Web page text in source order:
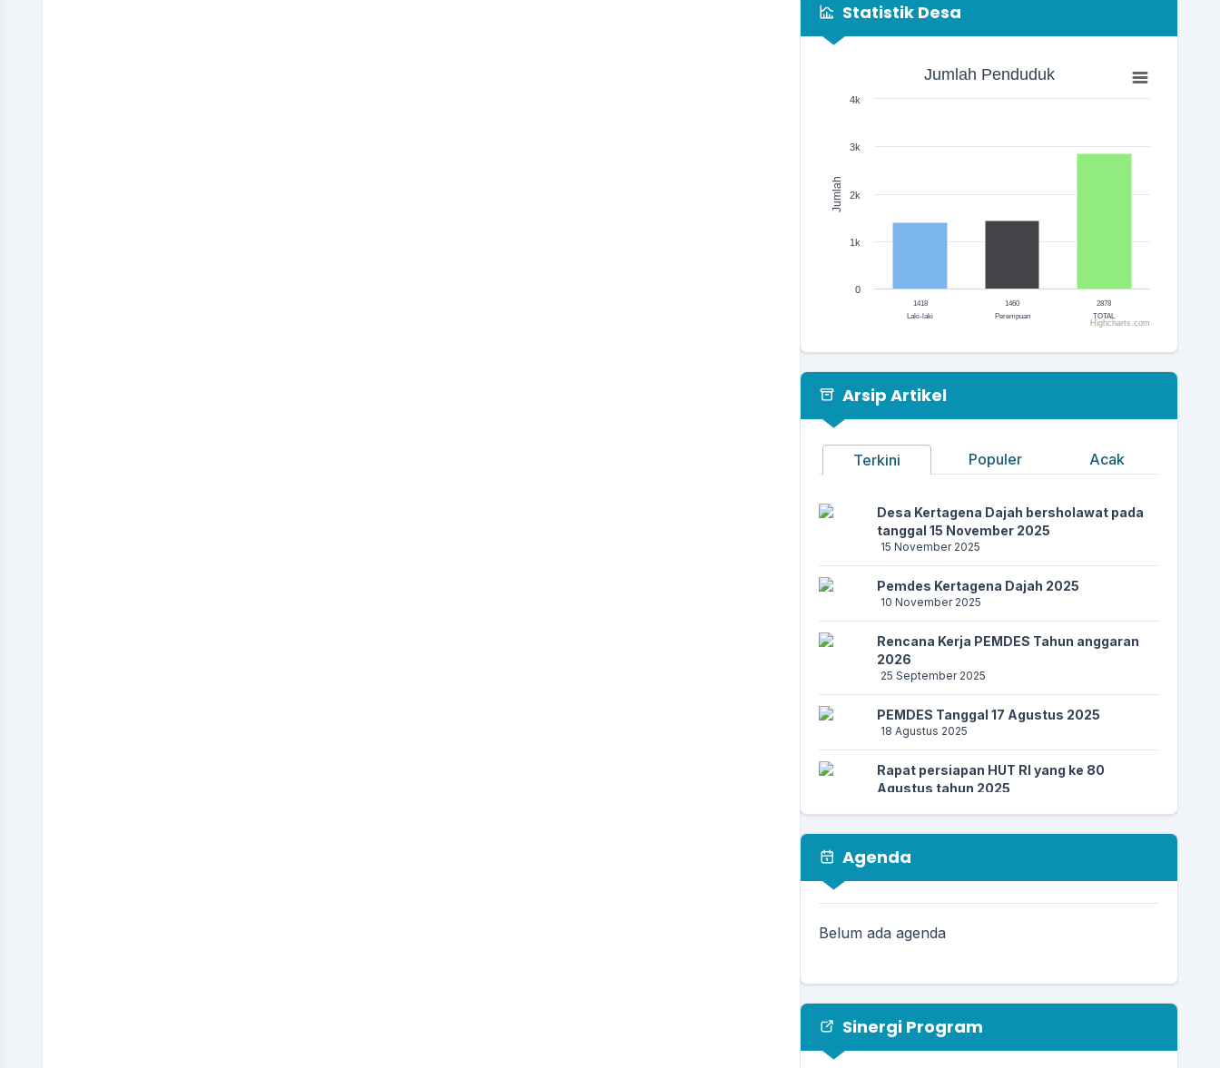
Statistik Desa
Jumlah Penduduk
Jumlah
Jumlah Penduduk
1418
Laki-laki
1460
Perempuan
2878
TOTAL
0
1k
2k
3k
4k
Highcharts.com
Arsip Artikel
Terkini Populer Acak
Desa Kertagena Dajah bersholawat pada
tanggal 15 November 2025
15 November 2025
Pemdes Kertagena Dajah 2025
10 November 2025
Rencana Kerja PEMDES Tahun anggaran
2026
25 September 2025
PEMDES Tanggal 17 Agustus 2025
18 Agustus 2025
Rapat persiapan HUT RI yang ke 80
Agustus tahun 2025
23 Juli 2025
11 Juli 2025
Agenda
Belum ada agenda
Sinergi Program